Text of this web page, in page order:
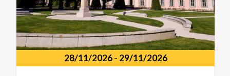
28/11/2026- 29/11/2026